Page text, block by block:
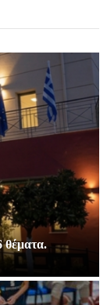
θέματα.